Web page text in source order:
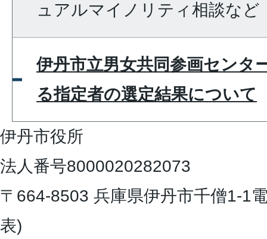
ュアルマイノリティ相談など
伊丹市立男女共同参画センタ
る指定者の選定結果について
伊丹市役所
法人番号8000020282073
〒664-8503 兵庫県伊丹市千僧1-1
表)